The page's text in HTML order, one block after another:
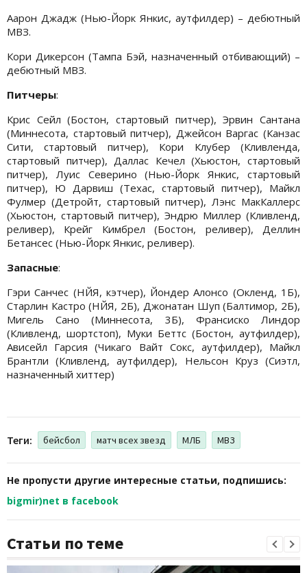
Аарон Джадж (Нью-Йорк Янкис, аутфилдер) – дебютный
МВЗ.
Кори Дикерсон (Тампа Бэй, назначенный отбивающий) –
дебютный МВЗ.
Питчеры:
Крис Сейл (Бостон, стартовый питчер), Эрвин Сантана
(Миннесота, стартовый питчер), Джейсон Варгас (Канзас
Сити, стартовый питчер), Кори Клубер (Кливленда,
стартовый питчер), Даллас Кечел (Хьюстон, стартовый
питчер), Луис Северино (Нью-Йорк Янкис, стартовый
питчер), Ю Дарвиш (Техас, стартовый питчер), Майкл
Фулмер (Детройт, стартовый питчер), Лэнс МакКаллерс
(Хьюстон, стартовый питчер), Эндрю Миллер (Кливленд,
реливер), Крейг Кимбрел (Бостон, реливер), Деллин
Бетансес (Нью-Йорк Янкис, реливер).
Запасные:
Гэри Санчес (НЙЯ, кэтчер), Йондер Алонсо (Окленд, 1Б),
Старлин Кастро (НЙЯ, 2Б), Джонатан Шуп (Балтимор, 2Б),
Мигель Сано (Миннесота, 3Б), Франсиско Линдор
(Кливленд, шортстоп), Муки Беттс (Бостон, аутфилдер),
Ависейл Гарсия (Чикаго Вайт Сокс, аутфилдер), Майкл
Брантли (Кливленд, аутфилдер), Нельсон Круз (Сиэтл,
назначенный хиттер)
Теги: бейсбол матч всех звезд МЛБ МВЗ
Не пропусти другие интересные статьи, подпишись:
bigmir)net в facebook
Статьи по теме